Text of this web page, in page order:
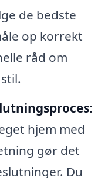
de bedste
op korrekt
råd om
hjem med
gør det
Du